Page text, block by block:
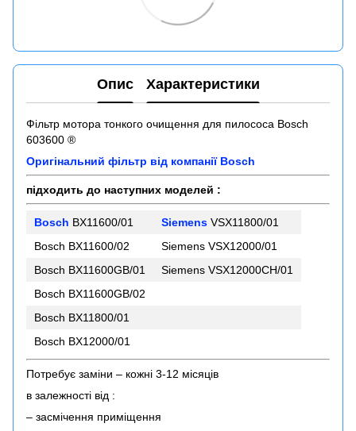
Опис Характеристики
Фільтр мотора тонкого очищення для пилососа Bosch
603600 ®
Оригінальний фільтр від компанії Bosch
підходить до наступних моделей :
Bosch BX11600/01 Siemens VSX11800/01
Bosch BX11600/02
Siemens VSX12000/01
Bosch BX11600GB/01
Siemens VSX12000CH/01
Bosch BX11600GB/02
Bosch BX11800/01
Bosch BX12000/01
Потребує заміни – кожні 3-12 місяців
в залежності від :
– засмічення приміщення